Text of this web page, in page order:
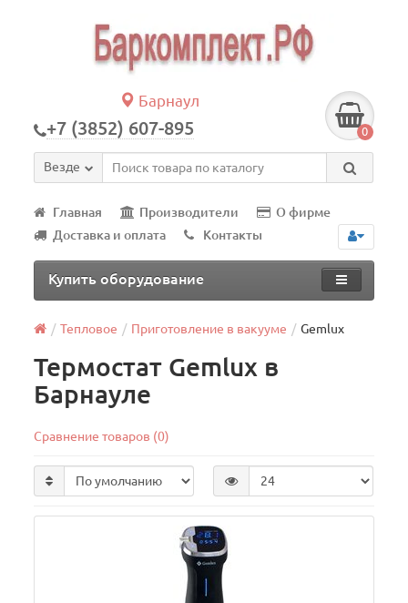
Барнаул
+7 (3852) 607-895 0
Везде
Главная Производители
О фирме
Доставка и оплата
Контакты
Купить оборудование
Тепловое Приготовление в вакууме Gemlux
Термостат Gemlux в
Барнауле
Сравнение товаров (0)